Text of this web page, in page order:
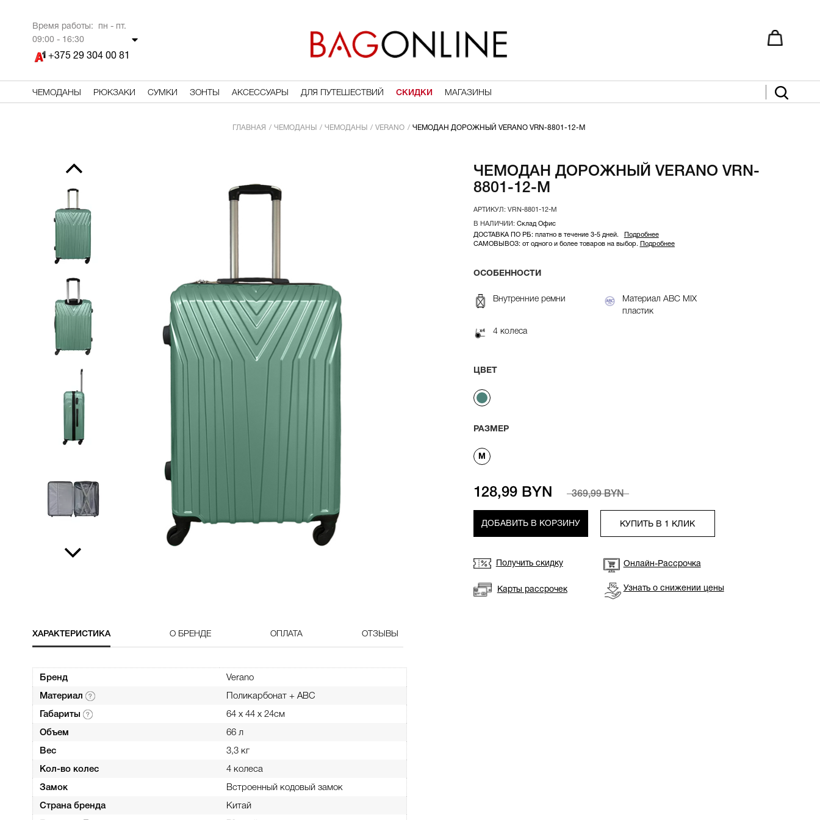
Время работы: пн - пт.
09:00 - 16:30
+375 29 304 00 81
ЧЕМОДАНЫ РЮКЗАКИ СУМКИ ЗОНТЫ АКСЕССУАРЫ ДЛЯ ПУТЕШЕСТВИЙ СКИДКИ МАГАЗИНЫ
ГЛАВНАЯ ЧЕМОДАНЫ ЧЕМОДАНЫ VERANO ЧЕМОДАН ДОРОЖНЫЙ VERANO VRN-8801-12-М
ЧЕМОДАН ДОРОЖНЫЙ VERANO VRN-
8801-12-М
VRN-8801-12-М
Склад Офис
ДОСТАВКА ПО РБ: платно в течение 3-5 дней.
Подробнее
САМОВЫВОЗ: от одного и более товаров на выбор.
Подробнее
ОСОБЕННОСТИ
Внутренние ремни
Материал АВС MIX
пластик
4 колеса
ЦВЕТ
РАЗМЕР
M
128,99 BYN 369,99 BYN
ДОБАВИТЬ В КОРЗИНУ КУПИТЬ В 1 КЛИК
Получить скидку Онлайн-Рассрочка
Карты рассрочек Узнать о снижении цены
ХАРАКТЕРИСТИКА О БРЕНДЕ ОПЛАТА ОТЗЫВЫ
Бренд Verano
Материал Поликарбонат + ABC
Габариты 64 х 44 х 24см
Объем 66 л
Вес 3,3 кг
Кол-во колес 4 колеса
Замок Встроенный кодовый замок
Страна бренда Китай